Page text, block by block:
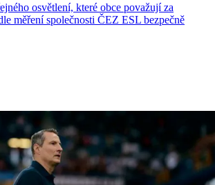
osvětlení, které obce považují za
měření společnosti ČEZ ESL bezpečně